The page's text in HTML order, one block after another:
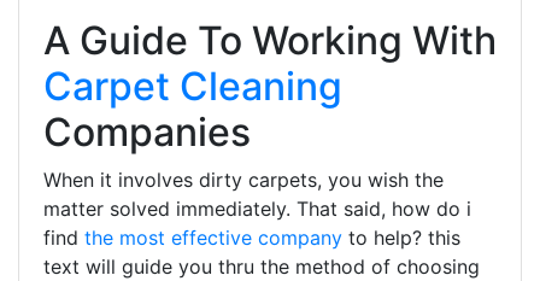
A Guide To Working With
Carpet Cleaning
Companies
When it involves dirty carpets, you wish the
matter solved immediately. That said, how do i
find the most effective company to help? this
text will guide you thru the method of choosing